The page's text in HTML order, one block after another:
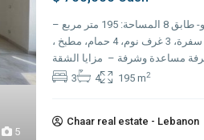
5
شقة جديدة للبيع في سوديكو- طابق 8 المساحة: 195 متر مربع –
تتكون الشقة من: صالون، سفرة، 3 غرف نوم، 4 حمام، مطبخ ،
3
4 195 m2
Chaar real estate - Lebanon